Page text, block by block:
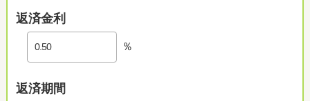
返済金利
％
返済期間